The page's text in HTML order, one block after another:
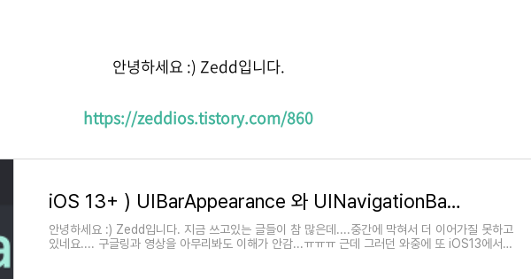
안녕하세요 :) Zedd입니다.
https://zeddios.tistory.com/860
iOS 13+ ) UIBarAppearance 와 UINavigationBarAppearance
안녕하세요 :) Zedd입니다. 지금 쓰고있는 글들이 참 많은데....중간에 막혀서 더 이어가질 못하고
있네요.... 구글링과 영상을 아무리봐도 이해가 안감...ㅠㅠㅠ 근데 그러던 와중에 또 iOS13에서